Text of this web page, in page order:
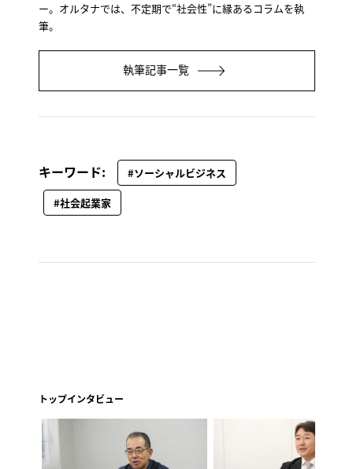
ー。オルタナでは、不定期で“社会性”に縁あるコラムを執
筆。
執筆記事一覧
キーワード:
#ソーシャルビジネス
#社会起業家
トップインタビュー